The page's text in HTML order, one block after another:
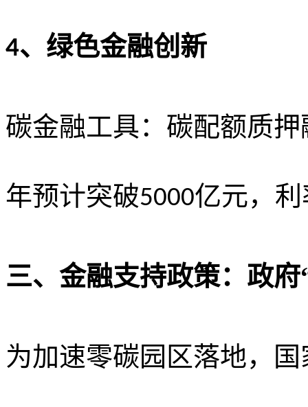
4、 绿色金融创新
碳金融工具：碳配额质
年预计突破5000亿元，
三、金融支持政策：政府
为加速零碳园区落地，